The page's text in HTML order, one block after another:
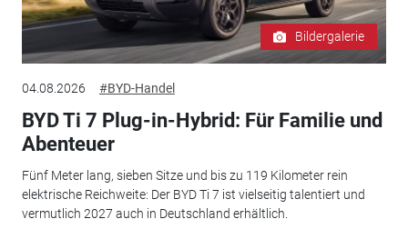
Bildergalerie
04.08.2026 #BYD-Handel
BYD Ti 7 Plug-in-Hybrid: Für Familie und
Abenteuer
Fünf Meter lang, sieben Sitze und bis zu 119 Kilometer rein
elektrische Reichweite: Der BYD Ti 7 ist vielseitig talentiert und
vermutlich 2027 auch in Deutschland erhältlich.